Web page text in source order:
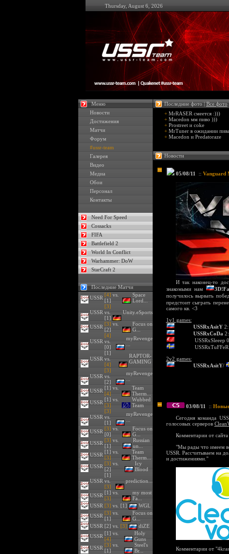
Thursday, August 6, 2026
Меню
Новости
Достижения
Матчи
Форум
#ussr-team
Галерея
Видео
Медиа
Обои
Персонал
Контакты
Need For Speed
Cossacks
FIFA
Battlefield 2
World In Conflict
Warhammer: DoW
StarCraft 2
Последние Матчи
USSR [4] vs.
[1]
Space
Lord...
USSR
[3]
vs.
[1]
Unity.eSports
USSR [3] vs.
[2]
Focus on
G...
USSR
[4]
vs.
[0]
myRevenge
USSR
[1]
vs.
[4]
RAPTOR-
GAMING
USSR
[3]
vs.
[2]
myRevenge
USSR [1] vs.
[4]
Team
Therm...
USSR [1] vs.
[3]
Wubbed
Team
USSR
[3]
vs.
[1]
myRevenge
USSR [3] vs.
[0]
Focus on
G...
USSR [3] vs.
[1]
Russian
un...
USSR [1] vs.
[3]
Team
Therm...
USSR [3] vs.
[2]
Icy
Blood
USSR
[1]
vs.
[3]
prediction...
USSR [1] vs.
[3]
my most
Fa...
USSR [3] vs. [1]
WGL
USSR [3] vs.
[1]
Focus on
G...
USSR [2] vs. [3]
diZE
USSR [1] vs.
[4]
Holy
Guns
USSR [3] vs.
[1]
Steel's
Br...
Последние фото |Все фото
+ MrRASER смеется :)))
+ Macedon мм пиво )))
+ Prostreet и coke
+ MrTuner в ожидании
+ Macedon и Predatoraze
Новости
05/08/11 :: Vanguard
И так наконец-то
знакомыми нам
получилось вырвать
предстоит сыграть
самого кв. <3
1v1 games:
USSRxAsitY
USSRxCoDa
USSRxSleeep
2v2 games:
USSRxAsitY/
03/08/11 :: Новые
Сегодня команда
голосовых серверов
Комментарии от
"Мы рады что имеем
USSR. Рассчитываем на
и достижениями."
Комментарии от